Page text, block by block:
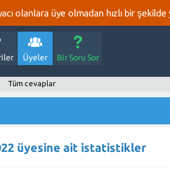
olanlara üye olmadan hızlı bir şekilde
Üyeler Bir Soru Sor
Tüm cevaplar
üyesine ait istatistikler